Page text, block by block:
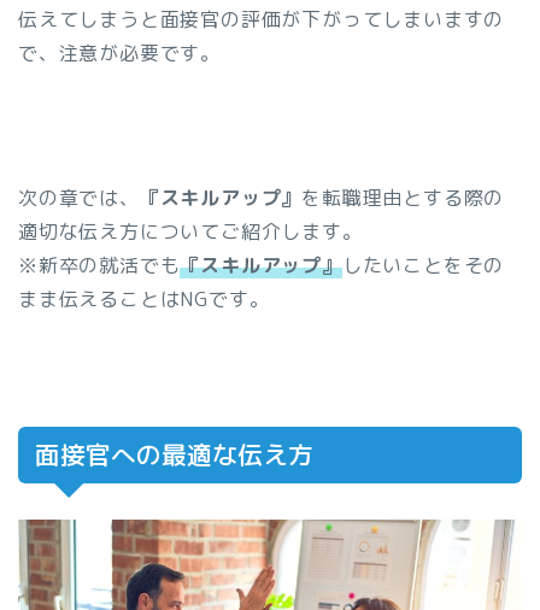
伝えてしまうと面接官の評価が下がってしまいますの
で、注意が必要です。
次の章では、 『スキルアップ』 を転職理由とする際の
適切な伝え方についてご紹介します。
※新卒の就活でも『スキルアップ』したいことをその
まま伝えることはNGです。
面接官への最適な伝え方